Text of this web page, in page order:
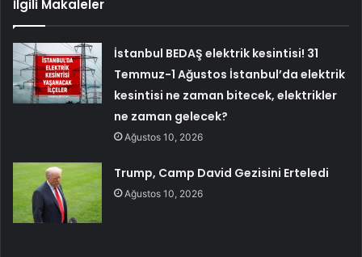
İlgili Makaleler
İstanbul BEDAŞ elektrik kesintisi! 31
Temmuz-1 Ağustos İstanbul’da elektrik
kesintisi ne zaman bitecek, elektrikler
ne zaman gelecek?
Ağustos 10, 2026
Trump, Camp David Gezisini Erteledi
Ağustos 10, 2026